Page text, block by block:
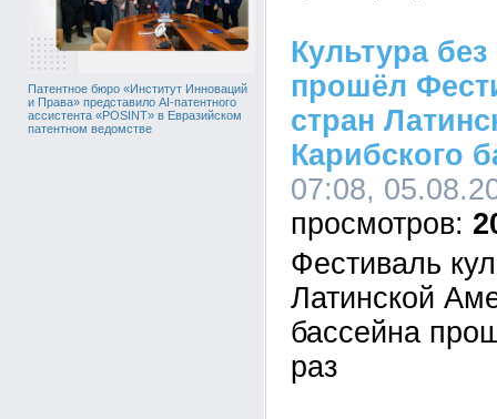
Патентное бюро «Институт Инноваций
и Права» представило AI-патентного
ассистента «POSINT» в Евразийском
патентном ведомстве
Культура
прошёл
стран
Карибского
07:08,
Фестиваль
Латинской
бассейна
раз